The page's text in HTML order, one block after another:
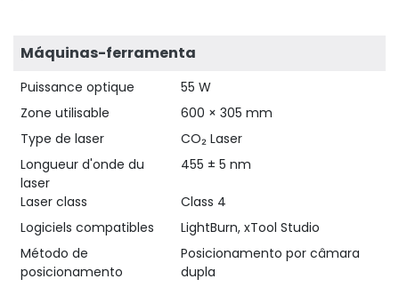
Máquinas-ferramenta
Puissance optique
55 W
Zone utilisable
600 × 305 mm
Type de laser
CO₂ Laser
Longueur d'onde du
laser
455 ± 5 nm
Laser class
Class 4
Logiciels compatibles
LightBurn, xTool Studio
Método de
posicionamento
Posicionamento por câmara
dupla